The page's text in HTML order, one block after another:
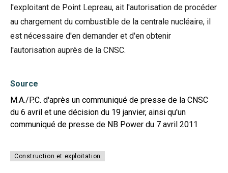
l'exploitant de Point Lepreau, ait l'autorisation de procéder
au chargement du combustible de la centrale nucléaire, il
est nécessaire d'en demander et d'en obtenir
l'autorisation auprès de la CNSC.
Source
M.A./P.C. d'après un communiqué de presse de la CNSC
du 6 avril et une décision du 19 janvier, ainsi qu'un
communiqué de presse de NB Power du 7 avril 2011
Construction et exploitation